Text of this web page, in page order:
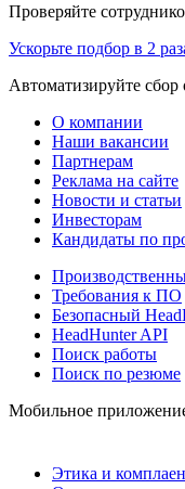
Проверяйте
Ускорьте подбор в 2
Автоматизируйте сбор
О компании
Наши вакансии
Партнерам
Реклама на сайте
Новости и статьи
Инвесторам
Кандидаты по
Требования к ПО
Безопасный
HeadHunter API
Поиск работы
Поиск по резюме
Мобильное
Этика и